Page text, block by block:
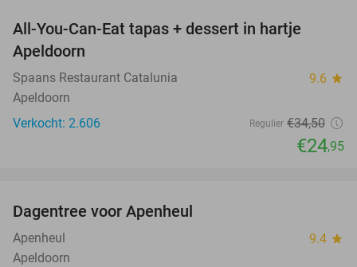
All-You-Can-Eat tapas + dessert in hartje
Apeldoorn
Spaans Restaurant Catalunia 9.6 star
Apeldoorn
Verkocht: 2.606
Regulier €34,50
€24,95
Dagentree voor Apenheul
Apenheul 9.4 star
Apeldoorn